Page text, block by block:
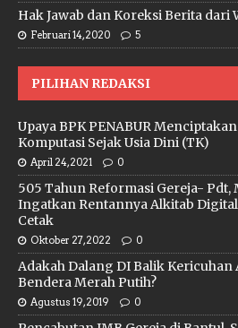
Hak Jawab dan Koreksi Berita dari
Februari 14, 2020 5
PILIHAN REDAKSI
Upaya BPK PENABUR
Komputasi Sejak Usia Dini (TK)
April 24, 2021 0
505 Tahun Reformasi Gereja- Pdt,
Ingatkan Rentannya Alkitab
Cetak
Oktober 27, 2022 0
Adakah Dalang DI Balik Kericuhan
Bendera Merah Putih?
Agustus 19, 2019 0